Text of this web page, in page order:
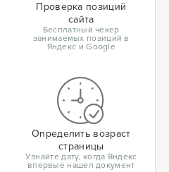
Проверка позиций
сайта
Бесплатный чекер
занимаемых позиций в
Яндекс и Google
Определить возраст
страницы
Узнайте дату, когда Яндекс
впервые нашел документ